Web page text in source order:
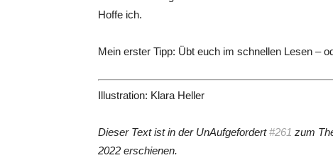
Hoffe ich.
Mein erster Tipp: Übt euch im schnellen Lesen –
Illustration: Klara Heller
Dieser Text ist in der UnAufgefordert#261 zum
2022 erschienen.